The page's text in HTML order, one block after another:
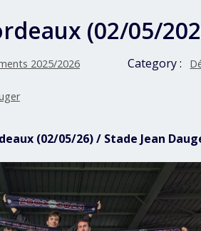
(02/05/
2025/2026 Category :
(02/05/26) / Stade Jean